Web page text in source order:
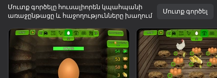
Պտտեք սարքը
Խաղը աշխատում է միայն հորիզոնական
ուղղությամբ
Մուտք գործելը հուսալիորեն կպահպանի
առաջընթացը և հաջողությունները խաղում
Մուտք գործել